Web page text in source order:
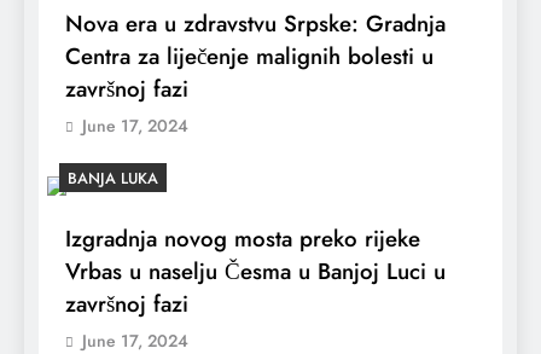
Nova era u zdravstvu Srpske: Gradnja
Centra za liječenje malignih bolesti u
završnoj fazi
June 17, 2024
BANJA LUKA
Izgradnja novog mosta preko rijeke
Vrbas u naselju Česma u Banjoj Luci u
završnoj fazi
June 17, 2024